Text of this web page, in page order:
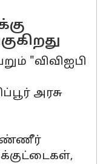
"விவிஐபி
அரசு
தண்ணீர்